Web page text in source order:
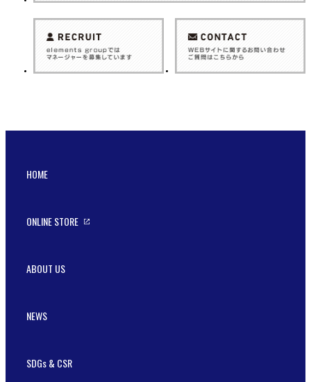
HOME
ONLINE STORE
ABOUT US
NEWS
SDGs & CSR